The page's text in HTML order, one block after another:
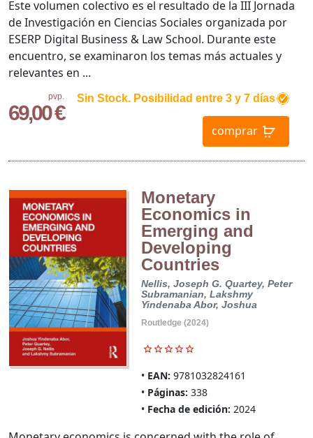
pvp.
69,00 €
Sin Stock. Posibilidad entre 3 y 7 días
comprar
Este volumen colectivo es el resultado de la III Jornada
de Investigación en Ciencias Sociales organizada por
ESERP Digital Business & Law School. Du­rante este
encuentro, se examinaron los temas más actuales y
relevantes en ...
Monetary
Economics in
Emerging and
Developing
Countries
Nellis, Joseph G. Quartey, Peter
Subramanian, Lakshmy
Yindenaba Abor, Joshua
Routledge (2024)
EAN: 9781032824161
Páginas: 338
Fecha de edición: 2024